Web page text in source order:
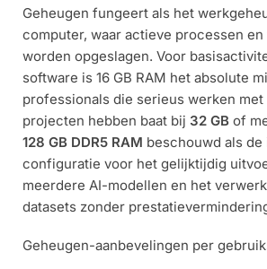
Geheugen fungeert als het
computer, waar actieve processen
worden opgeslagen. Voor
software is 16 GB RAM het absolute
professionals die serieus werken met
projecten hebben baat bij 32 GB of
128 GB DDR5 RAM beschouwd als de
configuratie voor het gelijktijdig
meerdere AI-modellen en het
datasets zonder
Geheugen-aanbevelingen per